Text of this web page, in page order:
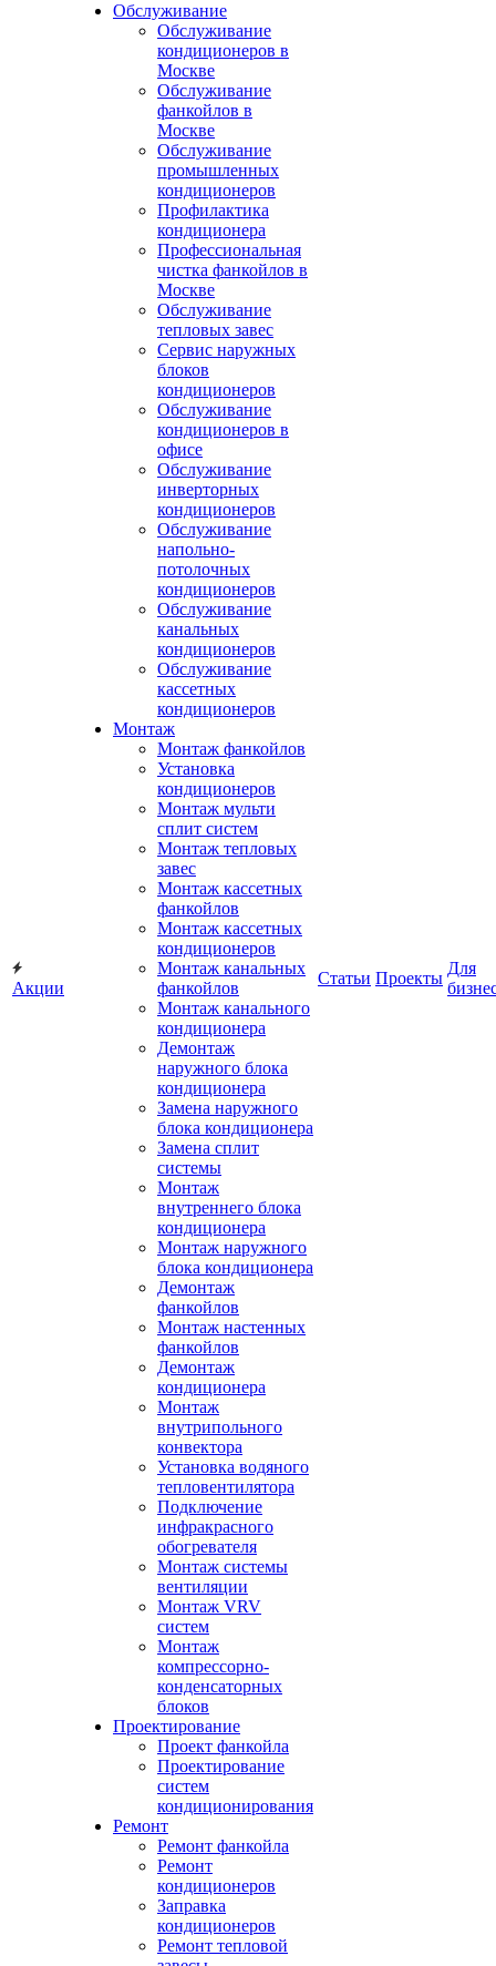
Акции
Обслуживание
Обслуживание
кондиционеров в
Москве
Обслуживание
фанкойлов в
Москве
Обслуживание
промышленных
кондиционеров
Профилактика
кондиционера
Профессиональная
чистка фанкойлов в
Москве
Обслуживание
тепловых завес
Сервис наружных
блоков
кондиционеров
Обслуживание
кондиционеров в
офисе
Обслуживание
инверторных
кондиционеров
Обслуживание
напольно-
потолочных
кондиционеров
Обслуживание
канальных
кондиционеров
Обслуживание
кассетных
кондиционеров
Монтаж
Монтаж фанкойлов
Установка
кондиционеров
Монтаж мульти
сплит систем
Монтаж тепловых
завес
Монтаж кассетных
фанкойлов
Монтаж кассетных
кондиционеров
Монтаж канальных
фанкойлов
Монтаж канального
кондиционера
Демонтаж
наружного блока
кондиционера
Замена наружного
блока кондиционера
Замена сплит
системы
Монтаж
внутреннего блока
кондиционера
Монтаж наружного
блока кондиционера
Демонтаж
фанкойлов
Монтаж настенных
фанкойлов
Демонтаж
кондиционера
Монтаж
внутрипольного
конвектора
Установка водяного
тепловентилятора
Подключение
инфракрасного
обогревателя
Монтаж системы
вентиляции
Монтаж VRV
систем
Монтаж
компрессорно-
конденсаторных
блоков
Проектирование
Проект фанкойла
Проектирование
систем
кондиционирования
Ремонт
Ремонт фанкойла
Ремонт
кондиционеров
Заправка
кондиционеров
Ремонт тепловой
Статьи Проекты
Для